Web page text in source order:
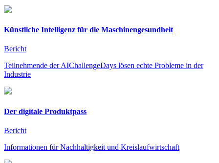
Künstliche Intelligenz für die Maschinengesundheit
Bericht
Teilnehmende der AIChallengeDays lösen echte Probleme in der
Industrie
Der digitale Produktpass
Bericht
Informationen für Nachhaltigkeit und Kreislaufwirtschaft